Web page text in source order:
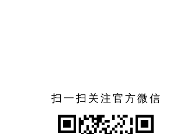
扫一扫关注官方微信